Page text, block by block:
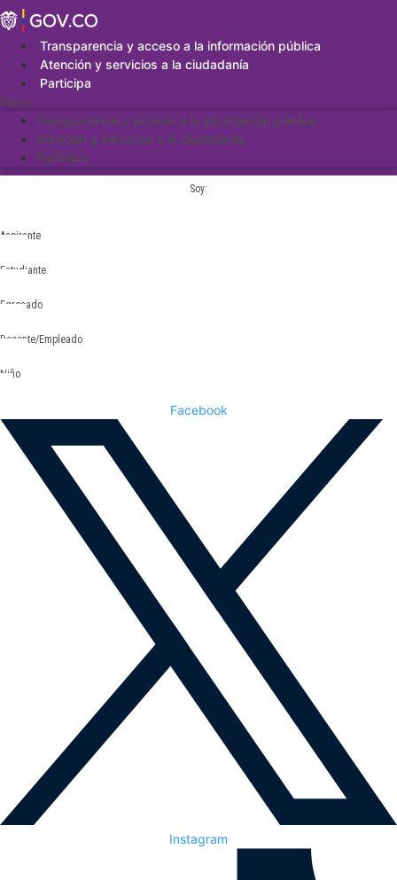
Saltar
al
contenidoTransparencia y acceso a la información pública
Atención y servicios a la ciudadanía
Participa
Menu
Transparencia y acceso a la información pública
Atención y servicios a la ciudadanía
Participa
Soy:
Aspirante
Estudiante
Egresado
Docente/Empleado
Niño
Facebook
Instagram